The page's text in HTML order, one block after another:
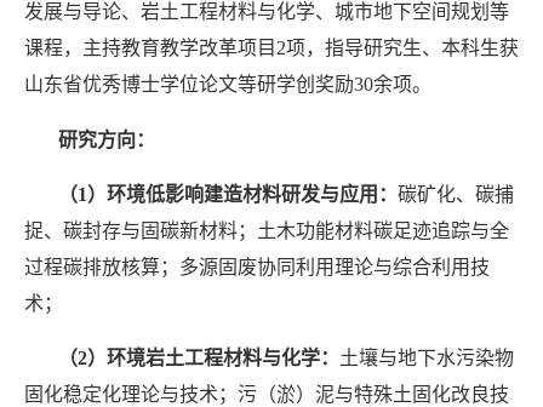
发展与导论、岩土工程材料与化学、城市地下空间规划等
课程，主持教育教学改革项目 2项，指导研究生、本科生获
山东省优秀博士学位论文等研学创奖励30余项。
研究方向：
（1）环境低影响建造材料研发与应用： 碳矿化、碳捕
捉、碳封存与固碳新材料；土木功能材料碳足迹追踪与全
过程碳排放核算；多源固废协同利用理论与综合利用技
术；
（2）环境岩土工程材料与化学： 土壤与地下水污染物
固化稳定化理论与技术；污（淤）泥与特殊土固化改良技